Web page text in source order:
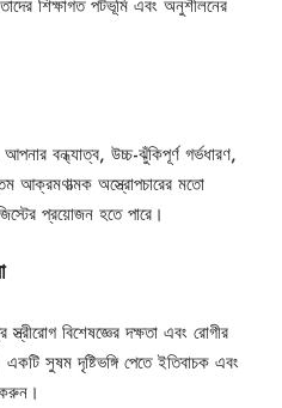
শিক্ষাগত পটভূমি এবং অনুশীলনের
বন্ধ্যাত্ব, উচ্চ-ঝুঁকিপূর্ণ গর্ভধারণ,
অস্ত্রোপচারের মতো
প্রয়োজন হতে পারে।
বিশেষজ্ঞের দক্ষতা এবং রোগীর
সুষম দৃষ্টিভঙ্গি পেতে ইতিবাচক এবং
করুন।